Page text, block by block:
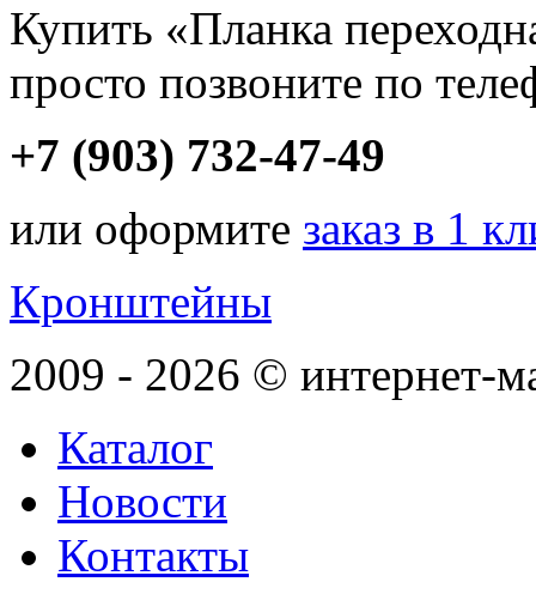
Купить «Планка
просто позвоните по
+7 (903) 732-47-49
или оформите заказ в 1
Кронштейны
2009 - 2026 © интернет-
Каталог
Новости
Контакты